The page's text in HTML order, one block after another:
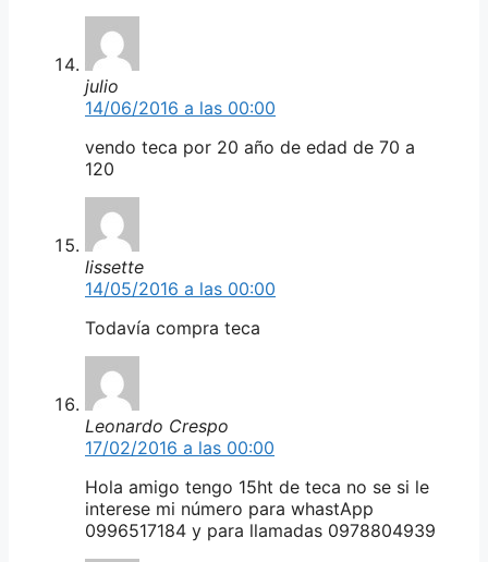
julio
14/06/2016 a las 00:00
vendo teca por 20 año de edad de 70 a
120
lissette
14/05/2016 a las 00:00
Todavía compra teca
Leonardo Crespo
17/02/2016 a las 00:00
Hola amigo tengo 15ht de teca no se si le
interese mi número para whastApp
0996517184 y para llamadas 0978804939